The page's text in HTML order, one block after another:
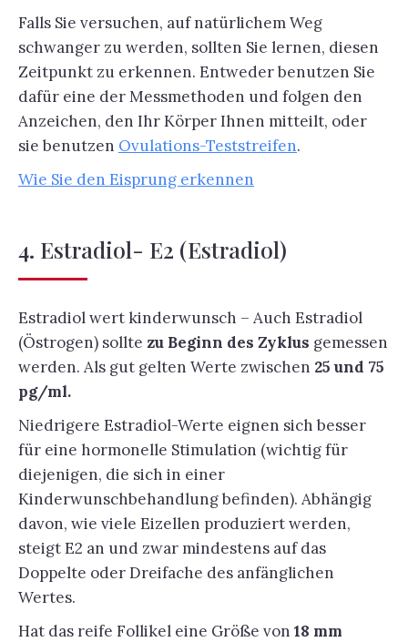
Falls Sie versuchen, auf natürlichem Weg
schwanger zu werden, sollten Sie lernen, diesen
Zeitpunkt zu erkennen. Entweder benutzen Sie
dafür eine der Messmethoden und folgen den
Anzeichen, den Ihr Körper Ihnen mitteilt, oder
sie benutzen Ovulations-Teststreifen.
Wie Sie den Eisprung erkennen
4. Estradiol- E2 (Estradiol)
Estradiol wert kinderwunsch – Auch Estradiol
(Östrogen) sollte zu Beginn des Zyklus gemessen
werden. Als gut gelten Werte zwischen 25 und 75
pg/ml.
Niedrigere Estradiol-Werte eignen sich besser
für eine hormonelle Stimulation (wichtig für
diejenigen, die sich in einer
Kinderwunschbehandlung befinden). Abhängig
davon, wie viele Eizellen produziert werden,
steigt E2 an und zwar mindestens auf das
Doppelte oder Dreifache des anfänglichen
Wertes.
Hat das reife Follikel eine Größe von 18 mm